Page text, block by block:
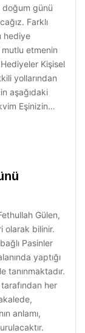
doğum günü
Farklı
hediye
etmenin
Kişisel
yollarından
aşağıdaki
Eşinizin…
Gülen,
olarak bilinir.
Pasinler
yaptığı
tanınmaktadır.
her
anlamı,